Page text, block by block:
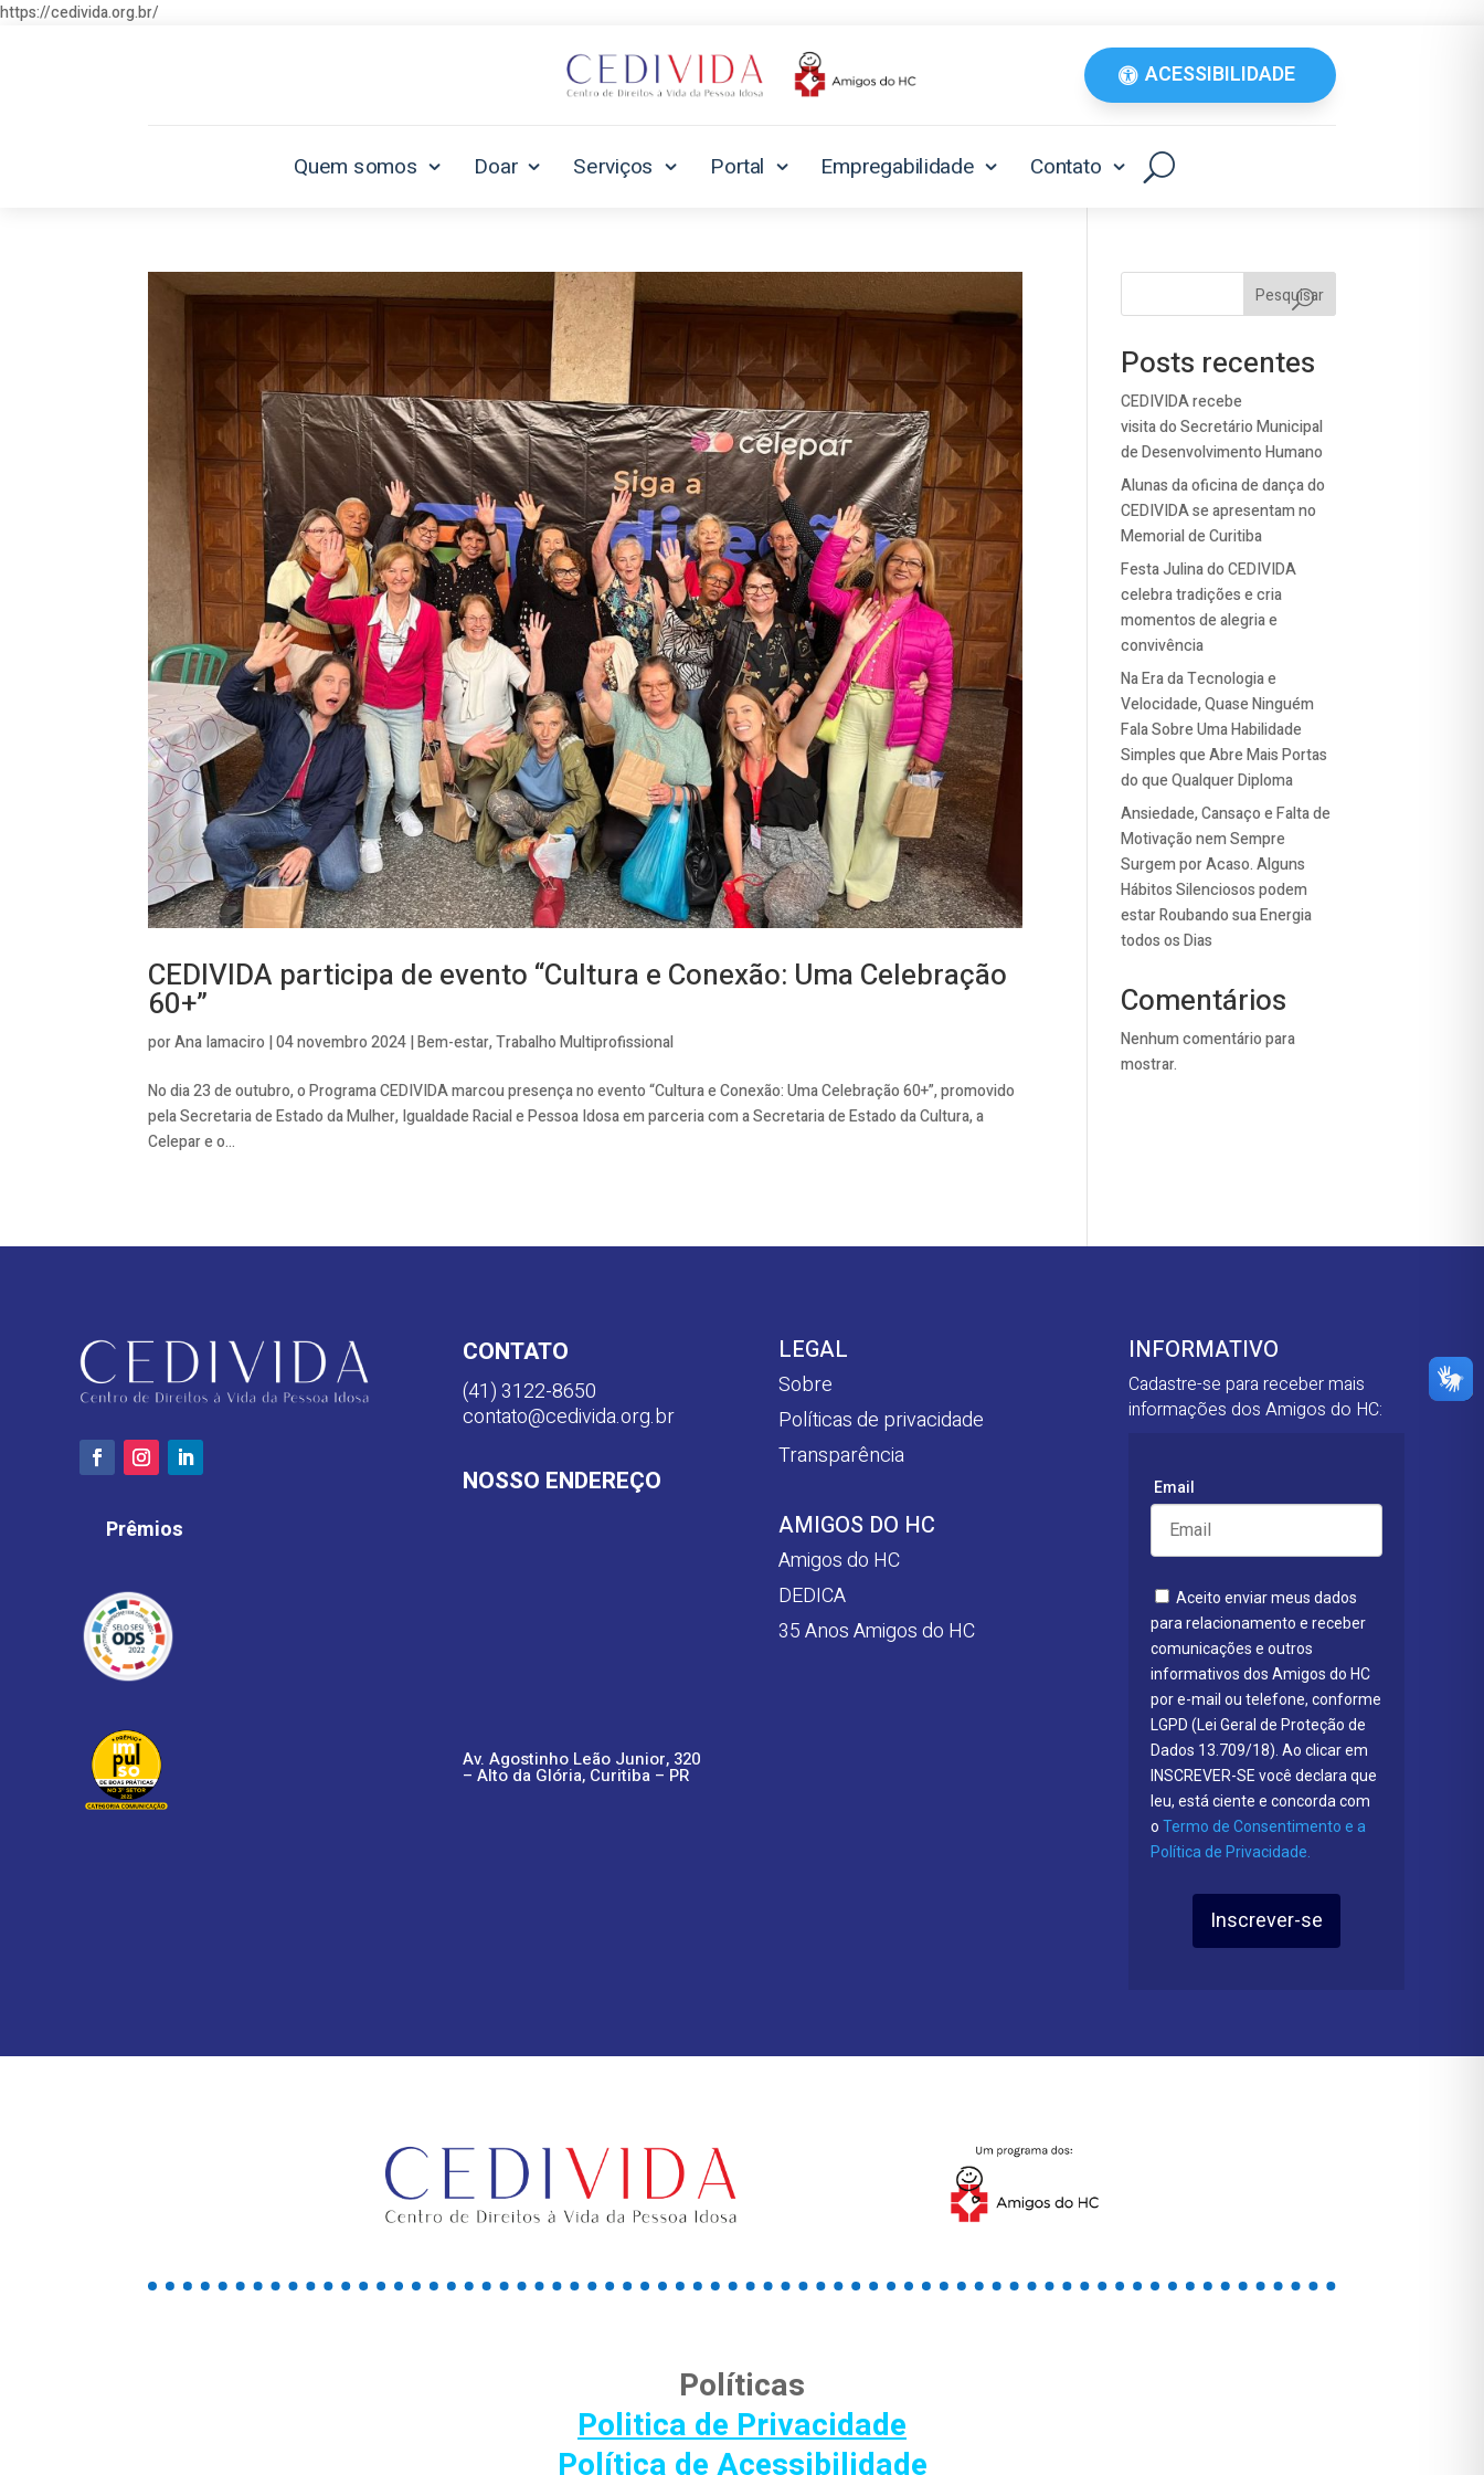
https://cedivida.org.br/
ACESSIBILIDADE
Quem somos Doar Serviços Portal Empregabilidade Contato
CEDIVIDA participa de evento “Cultura e Conexão: Uma Celebração
60+”
porAna Iamaciro |04 novembro 2024|Bem-estar,Trabalho Multiprofissional
No dia 23 de outubro, o Programa CEDIVIDA marcou presença no evento “Cultura e Conexão: Uma Celebração 60+”, promovido
pela Secretaria de Estado da Mulher, Igualdade Racial e Pessoa Idosa em parceria com a Secretaria de Estado da Cultura, a
Celepar e o...
Pesquisar
Posts recentes
CEDIVIDA recebe
visita do Secretário Municipal
de Desenvolvimento Humano
Alunas da oficina de dança do
CEDIVIDA se apresentam no
Memorial de Curitiba
Festa Julina do CEDIVIDA
celebra tradições e cria
momentos de alegria e
convivência
Na Era da Tecnologia e
Velocidade, Quase Ninguém
Fala Sobre Uma Habilidade
Simples que Abre Mais Portas
do que Qualquer Diploma
Ansiedade, Cansaço e Falta de
Motivação nem Sempre
Surgem por Acaso. Alguns
Hábitos Silenciosos podem
estar Roubando sua Energia
todos os Dias
Comentários
Nenhum comentário para
mostrar.
Prêmios
CONTATO
(41) 3122-8650
contato@cedivida.org.br
NOSSO ENDEREÇO
Av. Agostinho Leão Junior, 320
– Alto da Glória, Curitiba – PR
LEGAL
Sobre
Políticas de privacidade
Transparência
AMIGOS DO HC
Amigos do HC
DEDICA
35 Anos Amigos do HC
INFORMATIVO
Cadastre-se para receber mais
informações dos Amigos do HC:
Email
Aceito enviar meus dados
para relacionamento e receber
comunicações e outros
informativos dos Amigos do HC
por e-mail ou telefone, conforme
LGPD (Lei Geral de Proteção de
Dados 13.709/18). Ao clicar em
INSCREVER-SE você declara que
leu, está ciente e concorda com
o Termo de Consentimento e a
Política de Privacidade.
Inscrever-se
Políticas
Politica de Privacidade
Política de Acessibilidade